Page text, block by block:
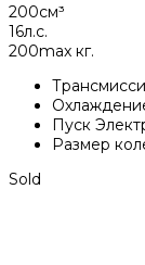
200см³
16л.с.
200max кг.
Пуск
Размер
Sold